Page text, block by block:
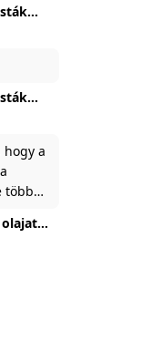
a
több
a